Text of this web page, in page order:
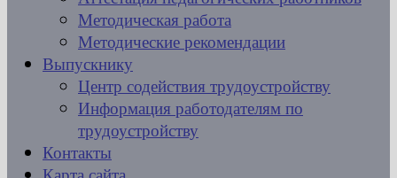
Методическая работа
Методические рекомендации
Выпускнику
Центр содействия трудоустройству
Информация работодателям по
трудоустройству
Контакты